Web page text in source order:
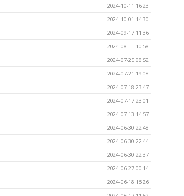
2024-10-11 16:23
2024-10-01 14:30
2024-09-17 11:36
2024-08-11 10:58
2024-07-25 08:52
2024-07-21 19:08
2024-07-18 23:47
2024-07-17 23:01
2024-07-13 14:57
2024-06-30 22:48
2024-06-30 22:44
2024-06-30 22:37
2024-06-27 00:14
2024-06-18 15:26